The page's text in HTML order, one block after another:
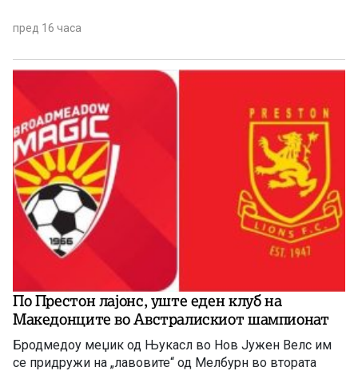
пред 16 часа
По Престон лајонс, уште еден клуб на
Македонците во Австралискиот шампионат
Бродмедоу меџик од Њукасл во Нов Јужен Велс им
се придружи на „лавовите“ од Мелбурн во втората